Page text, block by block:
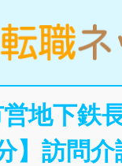
営地下鉄
】訪問